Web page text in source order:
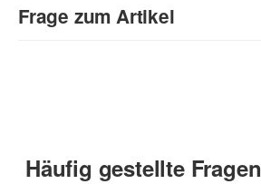
Sie Anderen bei der Kaufentscheidung:
Frage zum Artikel
Häufig gestellte Fragen